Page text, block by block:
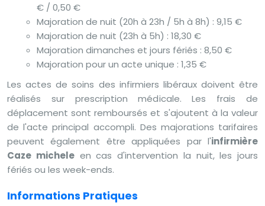
€ / 0,50 €
Majoration de nuit (20h à 23h / 5h à 8h) : 9,15 €
Majoration de nuit (23h à 5h) : 18,30 €
Majoration dimanches et jours fériés : 8,50 €
Majoration pour un acte unique : 1,35 €
Les actes de soins des infirmiers libéraux doivent être
réalisés sur prescription médicale. Les frais de
déplacement sont remboursés et s'ajoutent à la valeur
de l'acte principal accompli. Des majorations tarifaires
peuvent également être appliquées par l'infirmière
Caze micheleen cas d'intervention la nuit, les jours
fériés ou les week-ends.
Informations Pratiques